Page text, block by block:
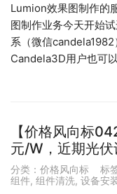
Lumion效果图制作的
图制作业务今天开始
系（微信
Candela3D用户也可
【价格风向标
元/W，近期光
分类： 价格风向标 标
组件, 组件清洗, 设备安